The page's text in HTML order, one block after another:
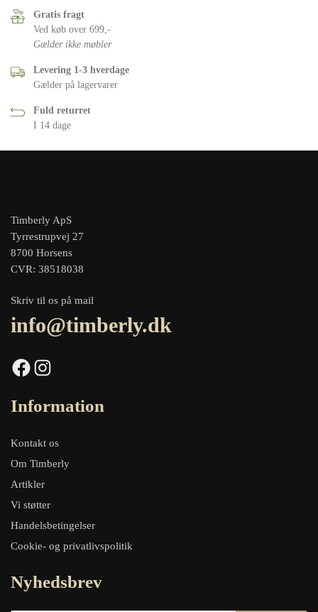
Gratis fragt
Ved køb over 699,-
Gælder ikke møbler
Levering 1-3 hverdage
Gælder på lagervarer
Fuld returret
I 14 dage
Timberly ApS
Tyrrestrupvej 27
8700 Horsens
CVR: 38518038
Skriv til os på mail
info@timberly.dk
Facebook Instagram
Information
Kontakt os
Om Timberly
Artikler
Vi støtter
Handelsbetingelser
Cookie- og privatlivspolitik
Nyhedsbrev